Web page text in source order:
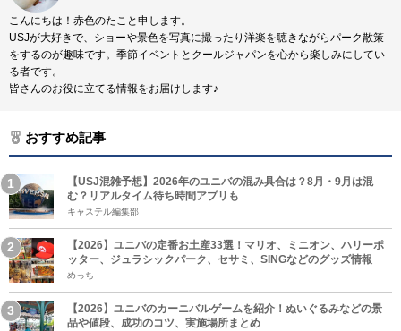
こんにちは！赤色のたこと申します。
USJが大好きで、ショーや景色を写真に撮ったり洋楽を聴きながらパーク散策
をするのが趣味です。季節イベントとクールジャパンを心から楽しみにしてい
る者です。
皆さんのお役に立てる情報をお届けします♪
おすすめ記事
【USJ混雑予想】2026年のユニバの混み具合は？8月・9月は混
む？リアルタイム待ち時間アプリも
キャステル編集部
【2026】ユニバの定番お土産33選！マリオ、ミニオン、ハリーポ
ッター、ジュラシックパーク、セサミ、SINGなどのグッズ情報
めっち
【2026】ユニバのカーニバルゲームを紹介！ぬいぐるみなどの景
品や値段、成功のコツ、実施場所まとめ